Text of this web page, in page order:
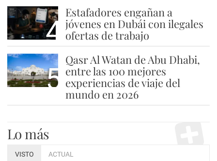
4
Estafadores engañan a
jóvenes en Dubái con ilegales
ofertas de trabajo
5
Qasr Al Watan de Abu Dhabi,
entre las 100 mejores
experiencias de viaje del
mundo en 2026
Lo más
VISTO ACTUAL